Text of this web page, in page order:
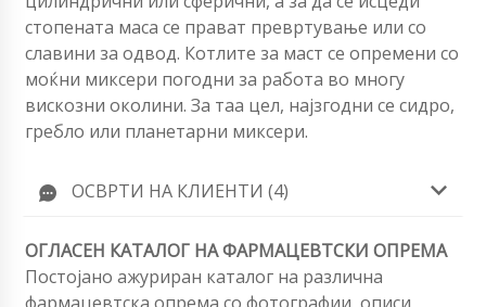
стопената маса се прават превртување или со
славини за одвод. Котлите за маст се опремени со
моќни миксери погодни за работа во многу
вискозни околини. За таа цел, најзгодни се сидро,
гребло или планетарни миксери.
ОСВРТИ НА КЛИЕНТИ (4)
ОГЛАСЕН КАТАЛОГ НА ФАРМАЦЕВТСКИ ОПРЕМА
Постојано ажуриран каталог на различна